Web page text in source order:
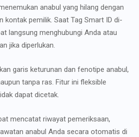
anabul yang hilang dengan
kontak pemilik. Saat Tag Smart ID di-
langsung menghubungi Anda atau
jika diperlukan.
garis keturunan dan fenotipe anabul,
tanpa ras. Fitur ini fleksible
dapat dicetak.
mencatat riwayat pemeriksaan,
anabul Anda secara otomatis di